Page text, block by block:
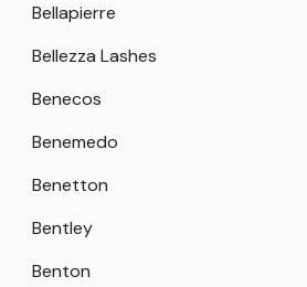
Bellapierre
Bellezza Lashes
Benecos
Benemedo
Benetton
Bentley
Benton